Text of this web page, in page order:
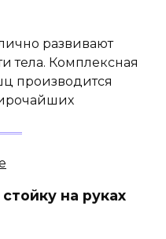
развивают
тела. Комплексная
производится
на руках